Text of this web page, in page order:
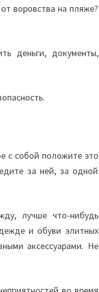
воровства на пляже?
деньги, документы,
с собой положите это
за ней, за одной
лучше что-нибудь
и обуви элитных
аксессуарами. Не